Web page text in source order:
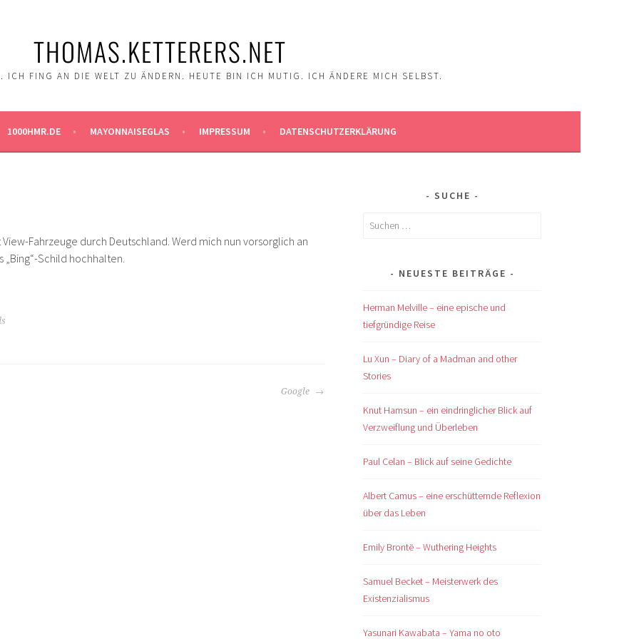
THOMAS.KETTERERS.NET
ICH FING AN DIE WELT ZU ÄNDERN. HEUTE BIN ICH MUTIG. ICH ÄNDERE MICH SELBST.
1000HMR.DE MAYONNAISEGLAS IMPRESSUM DATENSCHUTZERKLÄRUNG
Fahrzeuge durch Deutschland. Werd mich nun vorsorglich an
Schild hochhalten.
Google
SUCHE
Suchen
NEUESTE BEITRÄGE
Herman Melville – eine epische und
tiefgründige Reise
Lu Xun – Diary of a Madman and other
Stories
Knut Hamsun – ein eindringlicher Blick auf
Verzweiflung und Überleben
Paul Celan – Blick auf seine Gedichte
Albert Camus – eine erschütternde Reflexion
über das Leben
Emily Brontë – Wuthering Heights
Samuel Becket – Meisterwerk des
Existenzialismus
Yasunari Kawabata – Yama no oto